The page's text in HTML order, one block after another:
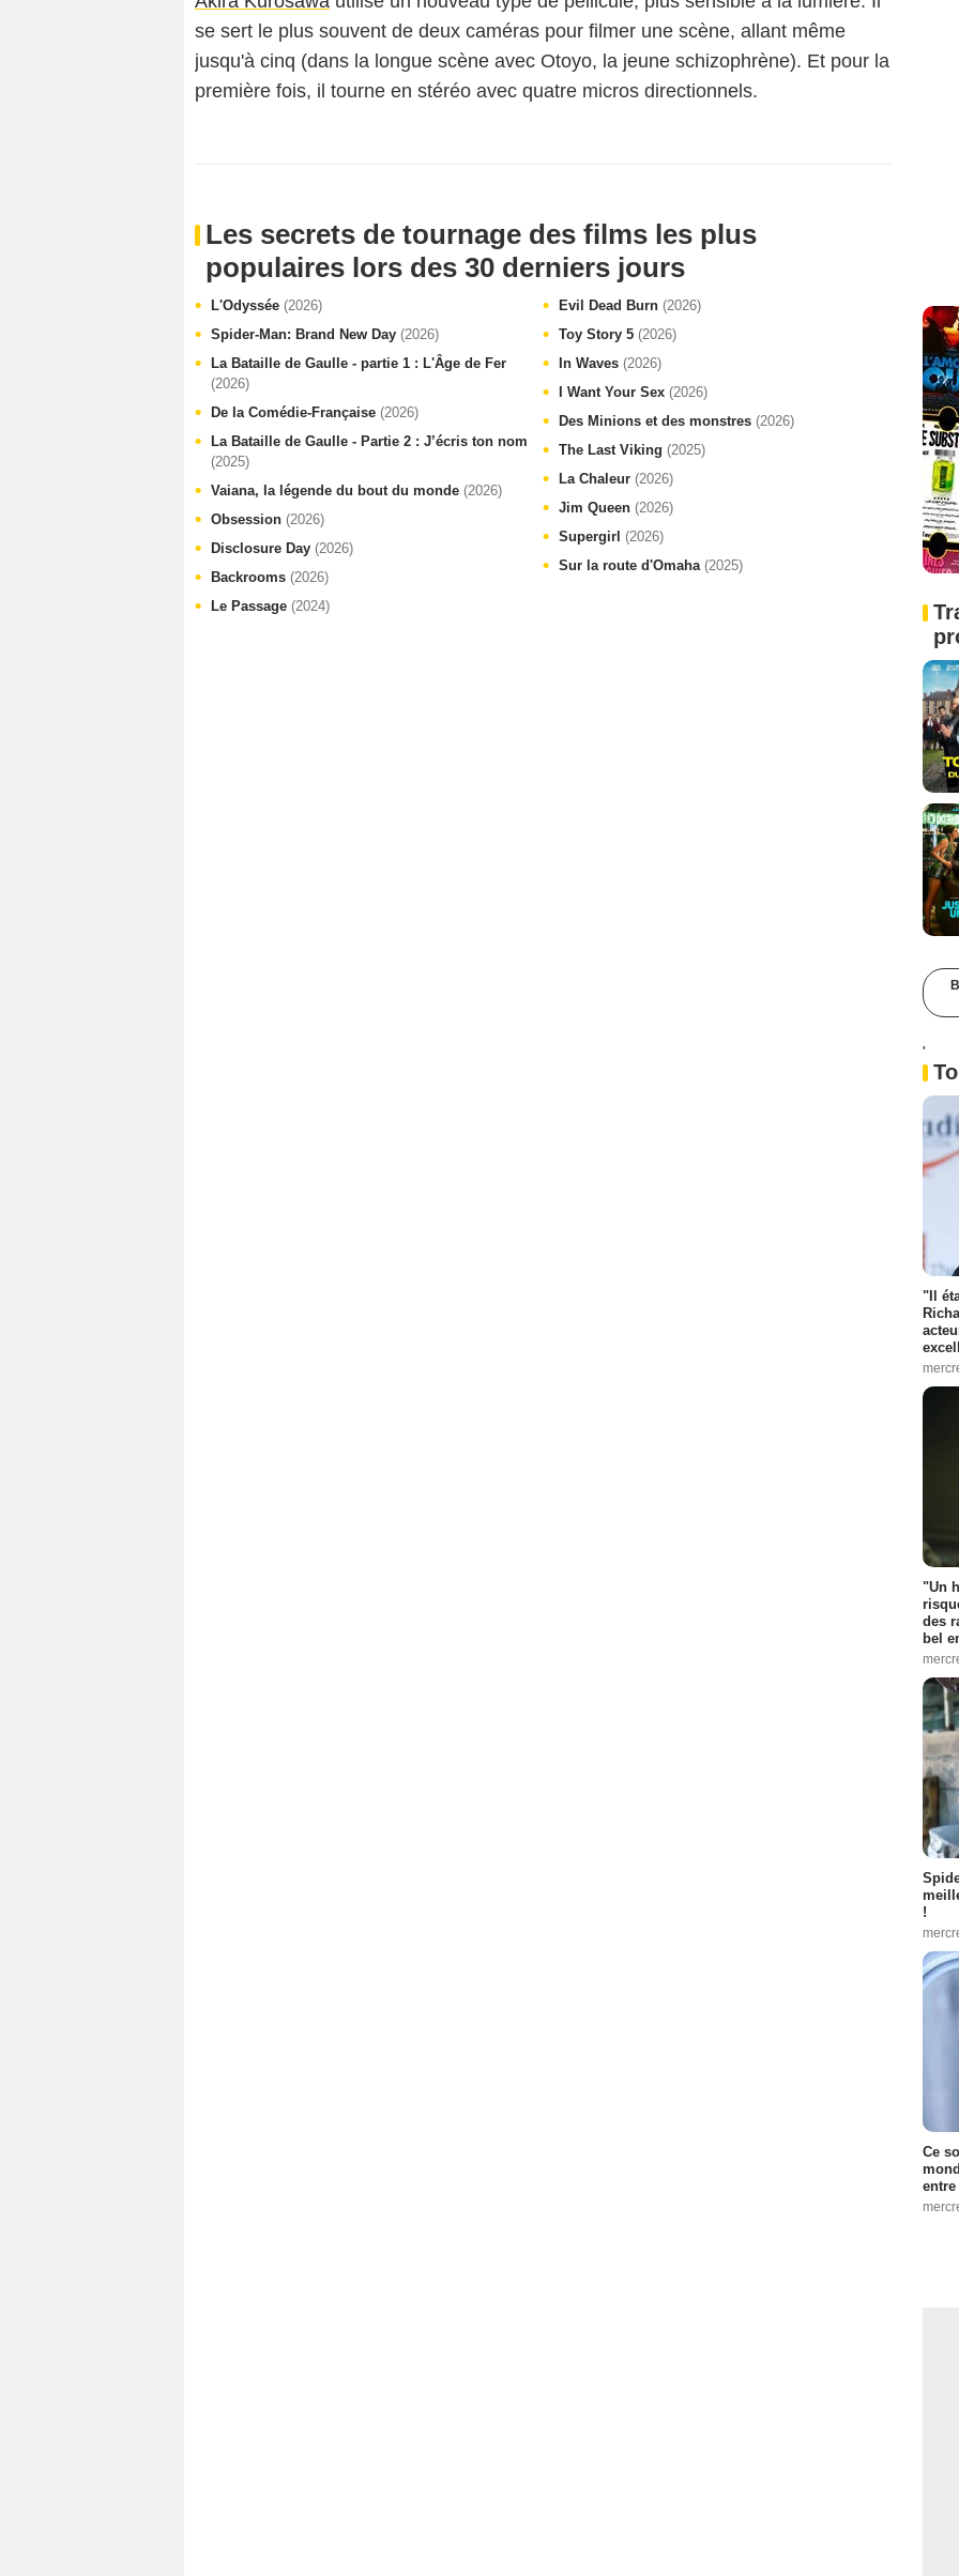
se sert le plus souvent de deux caméras pour filmer une scène, allant même
jusqu'à cinq (dans la longue scène avec Otoyo, la jeune schizophrène). Et pour la
première fois, il tourne en stéréo avec quatre micros directionnels.
Les secrets de tournage des films les plus
populaires lors des 30 derniers jours
L'Odyssée (2026)
Spider-Man: Brand New Day (2026)
La Bataille de Gaulle - partie 1 : L'Âge de Fer
(2026)
De la Comédie-Française (2026)
La Bataille de Gaulle - Partie 2 : J’écris ton nom
(2025)
Vaiana, la légende du bout du monde (2026)
Obsession (2026)
Disclosure Day (2026)
Backrooms (2026)
Le Passage (2024)
Evil Dead Burn (2026)
Toy Story 5 (2026)
In Waves (2026)
I Want Your Sex (2026)
Des Minions et des monstres (2026)
The Last Viking (2025)
La Chaleur (2026)
Jim Queen (2026)
Supergirl (2026)
Sur la route d'Omaha (2025)
'
"Il
"Un
des
bel
!
Ce
entre